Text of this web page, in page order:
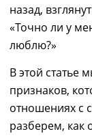
назад,
«Точно ли у
люблю?»
В этой статье
признаков,
отношениях с
разберем, как